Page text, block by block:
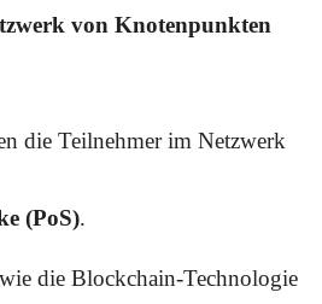
von Knotenpunkten
die Teilnehmer im Netzwerk
(PoS).
die Blockchain-Technologie